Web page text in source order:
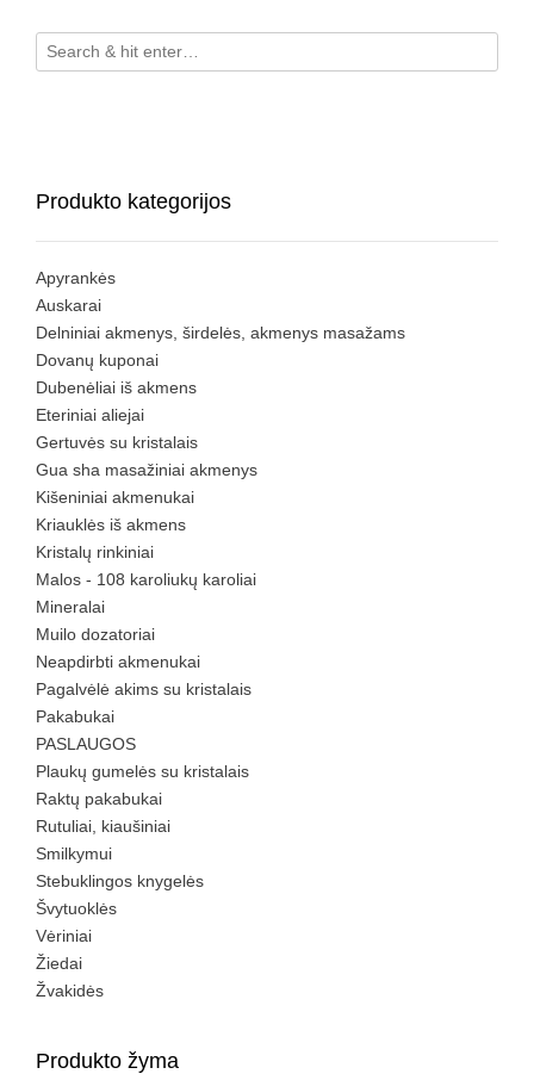
Produkto kategorijos
Apyrankės
Auskarai
Delniniai akmenys, širdelės, akmenys masažams
Dovanų kuponai
Dubenėliai iš akmens
Eteriniai aliejai
Gertuvės su kristalais
Gua sha masažiniai akmenys
Kišeniniai akmenukai
Kriauklės iš akmens
Kristalų rinkiniai
Malos - 108 karoliukų karoliai
Mineralai
Muilo dozatoriai
Neapdirbti akmenukai
Pagalvėlė akims su kristalais
Pakabukai
PASLAUGOS
Plaukų gumelės su kristalais
Raktų pakabukai
Rutuliai, kiaušiniai
Smilkymui
Stebuklingos knygelės
Švytuoklės
Vėriniai
Žiedai
Žvakidės
Produkto žyma